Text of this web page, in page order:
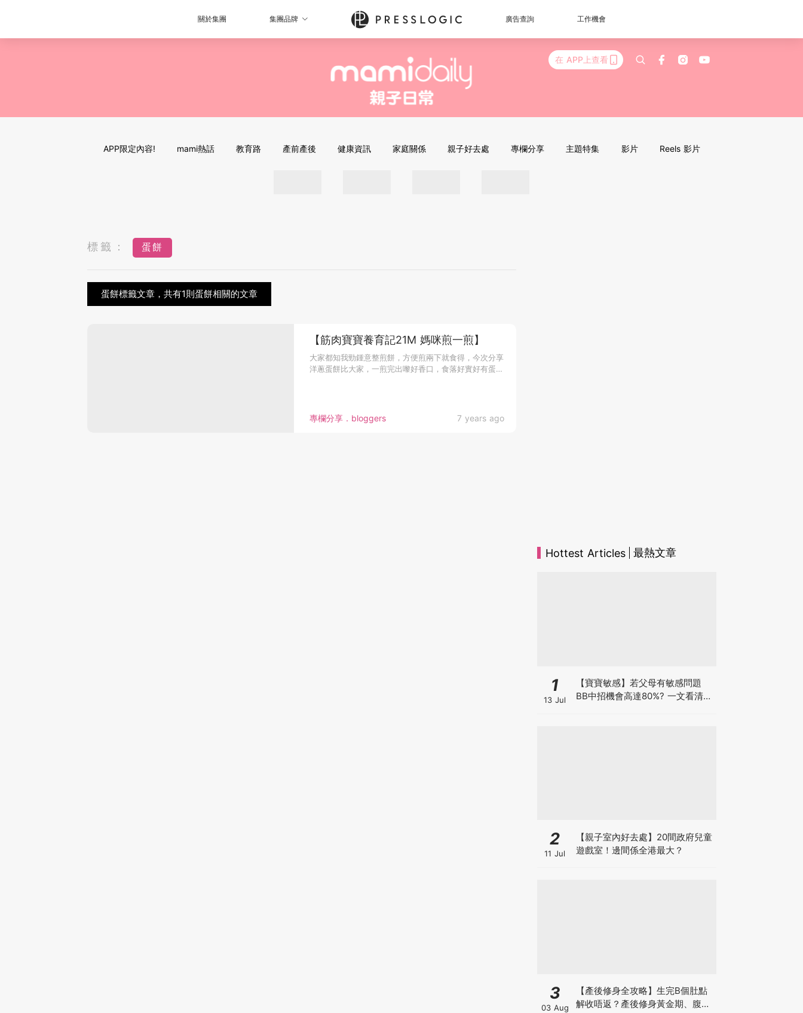
關於集團 集團品牌 廣告查詢 工作機會
在 APP上查看
APP限定內容! mami熱話 教育路 產前產後 健康資訊 家庭關係 親子好去處 專欄分享 主題特集 影片 Reels 影片
標籤： 蛋餅
蛋餅標籤文章，共有1則蛋餅相關的文章
專欄分享．bloggers 7 years ago
【筋肉寶寶養育記21M 媽咪煎一煎】
大家都知我勁鍾意整煎餅，方便煎兩下就食得，今次分享
洋蔥蛋餅比大家，一煎完出嚟好香口，食落好實好有蛋味
Hottest Articles 最熱文章
1
13 Jul
【寶寶敏感】若父母有敏感問題
BB中招機會高達80%? 一文看清預
2
11 Jul
【親子室內好去處】20間政府兒童
遊戲室！邊間係全港最大？
3
03 Aug
【產後修身全攻略】生完B個肚點
解收唔返？產後修身黃金期、腹直